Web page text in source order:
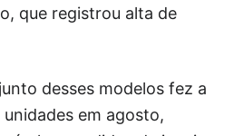
que registrou alta de
desses modelos fez a
em agosto,